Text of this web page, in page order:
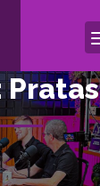
Pratas